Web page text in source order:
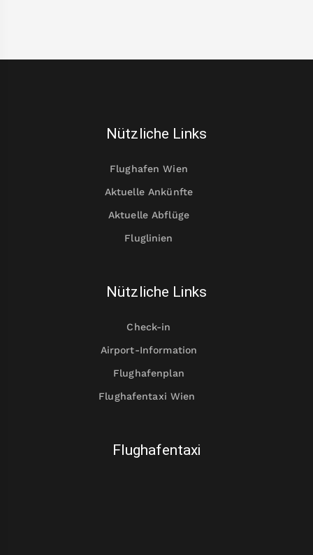
Nützliche Links
Flughafen Wien
Aktuelle Ankünfte
Aktuelle Abflüge
Fluglinien
Nützliche Links
Check-in
Airport-Information
Flughafenplan
Flughafentaxi Wien
Flughafentaxi